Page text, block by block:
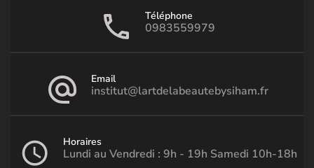
Téléphone
0983559979
Email
institut@lartdelabeautebysiham.fr
Horaires
Lundi au Vendredi : 9h - 19h Samedi 10h-18h